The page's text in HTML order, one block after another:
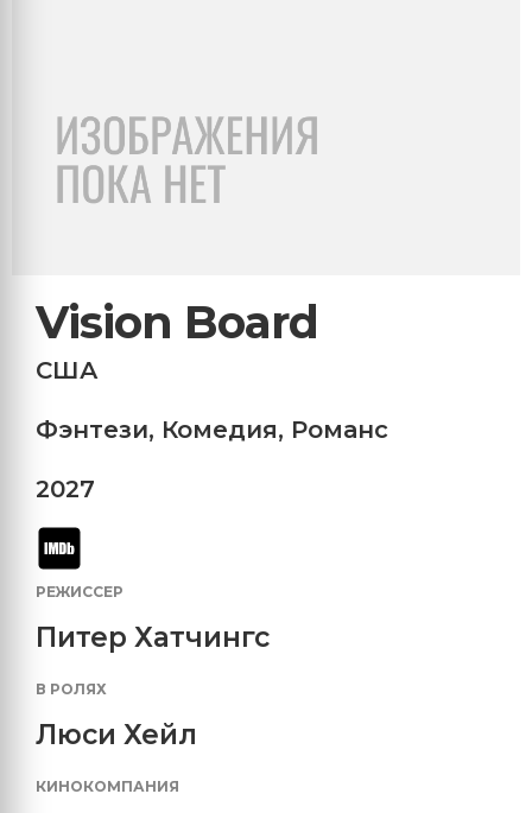
Vision Board
США
Фэнтези, Комедия, Романс
2027
РЕЖИССЕР
Питер Хатчингс
В РОЛЯХ
Люси Хейл
КИНОКОМПАНИЯ